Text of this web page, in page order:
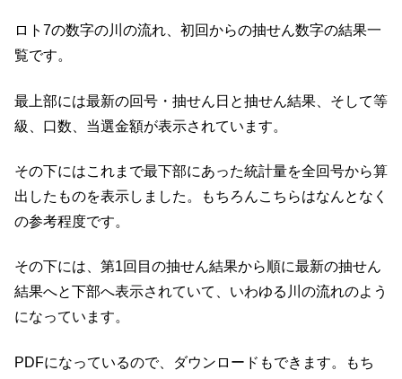
ロト7の数字の川の流れ、初回からの抽せん数字の結果一
覧です。
最上部には最新の回号・抽せん日と抽せん結果、そして等
級、口数、当選金額が表示されています。
その下にはこれまで最下部にあった統計量を全回号から算
出したものを表示しました。もちろんこちらはなんとなく
の参考程度です。
その下には、第1回目の抽せん結果から順に最新の抽せん
結果へと下部へ表示されていて、いわゆる川の流れのよう
になっています。
PDFになっているので、ダウンロードもできます。もち